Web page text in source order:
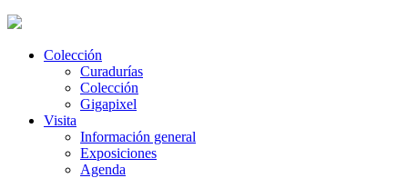
Colección
Curadurías
Colección
Gigapixel
Visita
Información general
Exposiciones
Agenda